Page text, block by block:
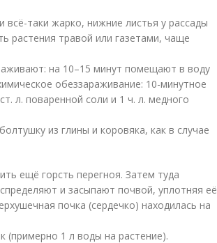
всё-таки жарко, нижние листья у рассады
растения травой или газетами, чаще
на 10–15 минут помещают в воду
обеззараживание: 10-минутное
л. поваренной соли и 1 ч. л. медного
из глины и коровяка, как в случае
ещё горсть перегноя. Затем туда
и засыпают почвой, уплотняя её
почка (сердечко) находилась на
1 л воды на растение).